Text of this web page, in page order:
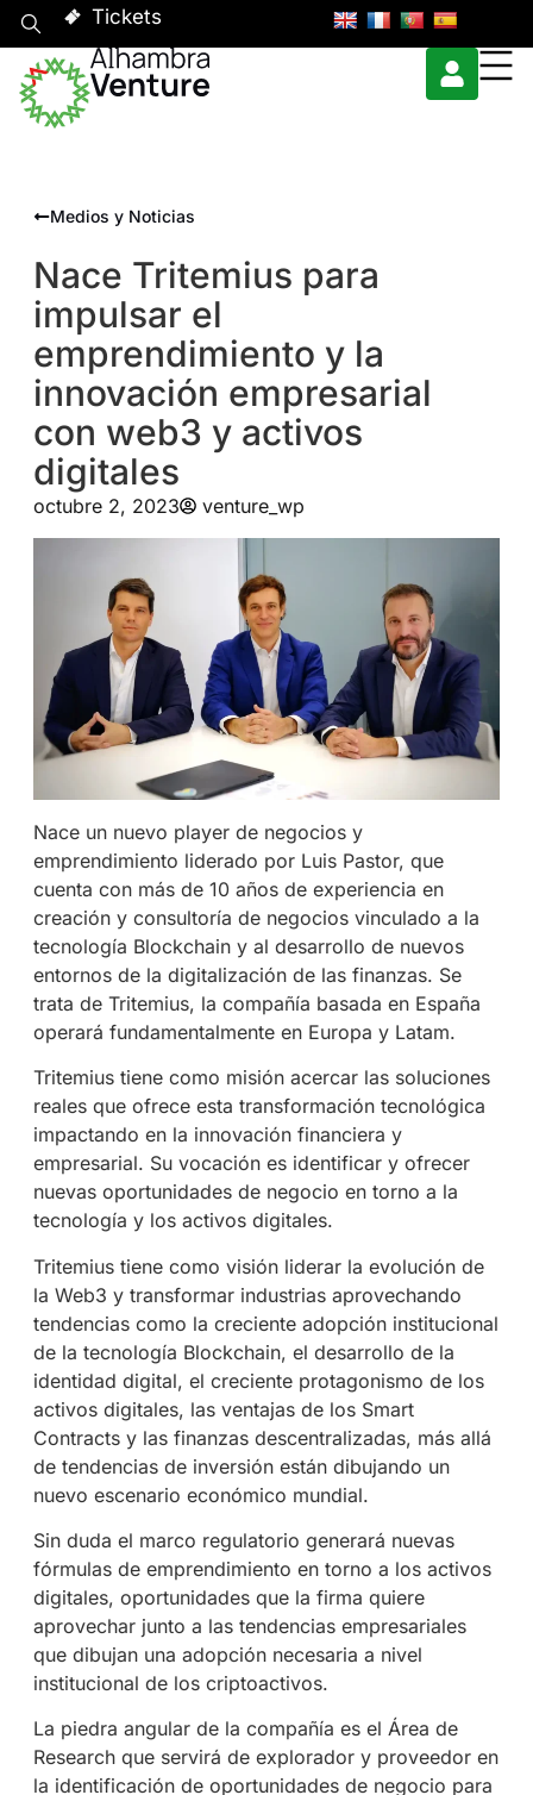
Tickets
Medios y Noticias
Nace Tritemius para
impulsar el
emprendimiento y la
innovación empresarial
con web3 y activos
digitales
octubre 2, 2023 venture_wp
Nace un nuevo player de negocios y
emprendimiento liderado por Luis Pastor, que
cuenta con más de 10 años de experiencia en
creación y consultoría de negocios vinculado a la
tecnología Blockchain y al desarrollo de nuevos
entornos de la digitalización de las finanzas. Se
trata de Tritemius, la compañía basada en España
operará fundamentalmente en Europa y Latam.
Tritemius tiene como misión acercar las soluciones
reales que ofrece esta transformación tecnológica
impactando en la innovación financiera y
empresarial. Su vocación es identificar y ofrecer
nuevas oportunidades de negocio en torno a la
tecnología y los activos digitales.
Tritemius tiene como visión liderar la evolución de
la Web3 y transformar industrias aprovechando
tendencias como la creciente adopción institucional
de la tecnología Blockchain, el desarrollo de la
identidad digital, el creciente protagonismo de los
activos digitales, las ventajas de los Smart
Contracts y las finanzas descentralizadas, más allá
de tendencias de inversión están dibujando un
nuevo escenario económico mundial.
Sin duda el marco regulatorio generará nuevas
fórmulas de emprendimiento en torno a los activos
digitales, oportunidades que la firma quiere
aprovechar junto a las tendencias empresariales
que dibujan una adopción necesaria a nivel
institucional de los criptoactivos.
La piedra angular de la compañía es el Área de
Research que servirá de explorador y proveedor en
la identificación de oportunidades de negocio para